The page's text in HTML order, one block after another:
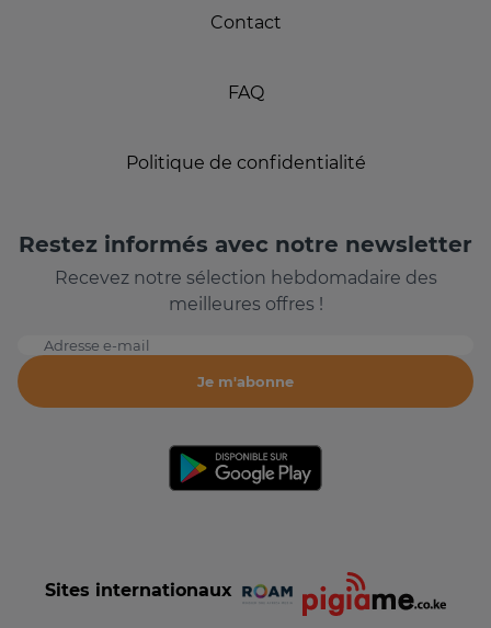
Contact
FAQ
Politique de confidentialité
Restez informés avec notre newsletter
Recevez notre sélection hebdomadaire des
meilleures offres !
Adresse e-mail
Je m'abonne
Sites internationaux